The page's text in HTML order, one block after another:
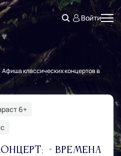
Войти
Афиша классических концертов в
6+
«Времена